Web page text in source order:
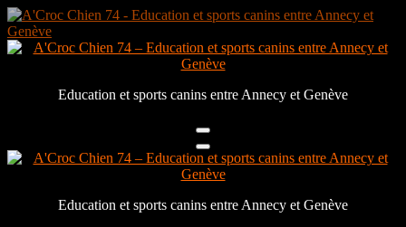
Aller
au
contenu
Education et sports canins entre Annecy et Genève
Education et sports canins entre Annecy et Genève